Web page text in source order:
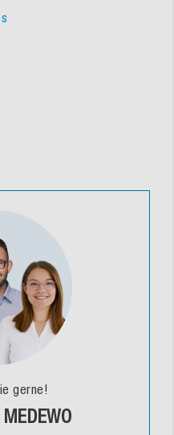
gerne!